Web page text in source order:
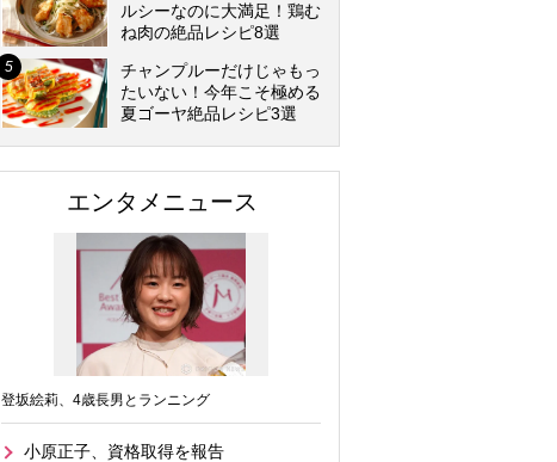
ルシーなのに大満足！鶏む
ね肉の絶品レシピ8選
チャンプルーだけじゃもっ
たいない！今年こそ極める
夏ゴーヤ絶品レシピ3選
エンタメニュース
登坂絵莉、4歳長男とランニング
小原正子、資格取得を報告